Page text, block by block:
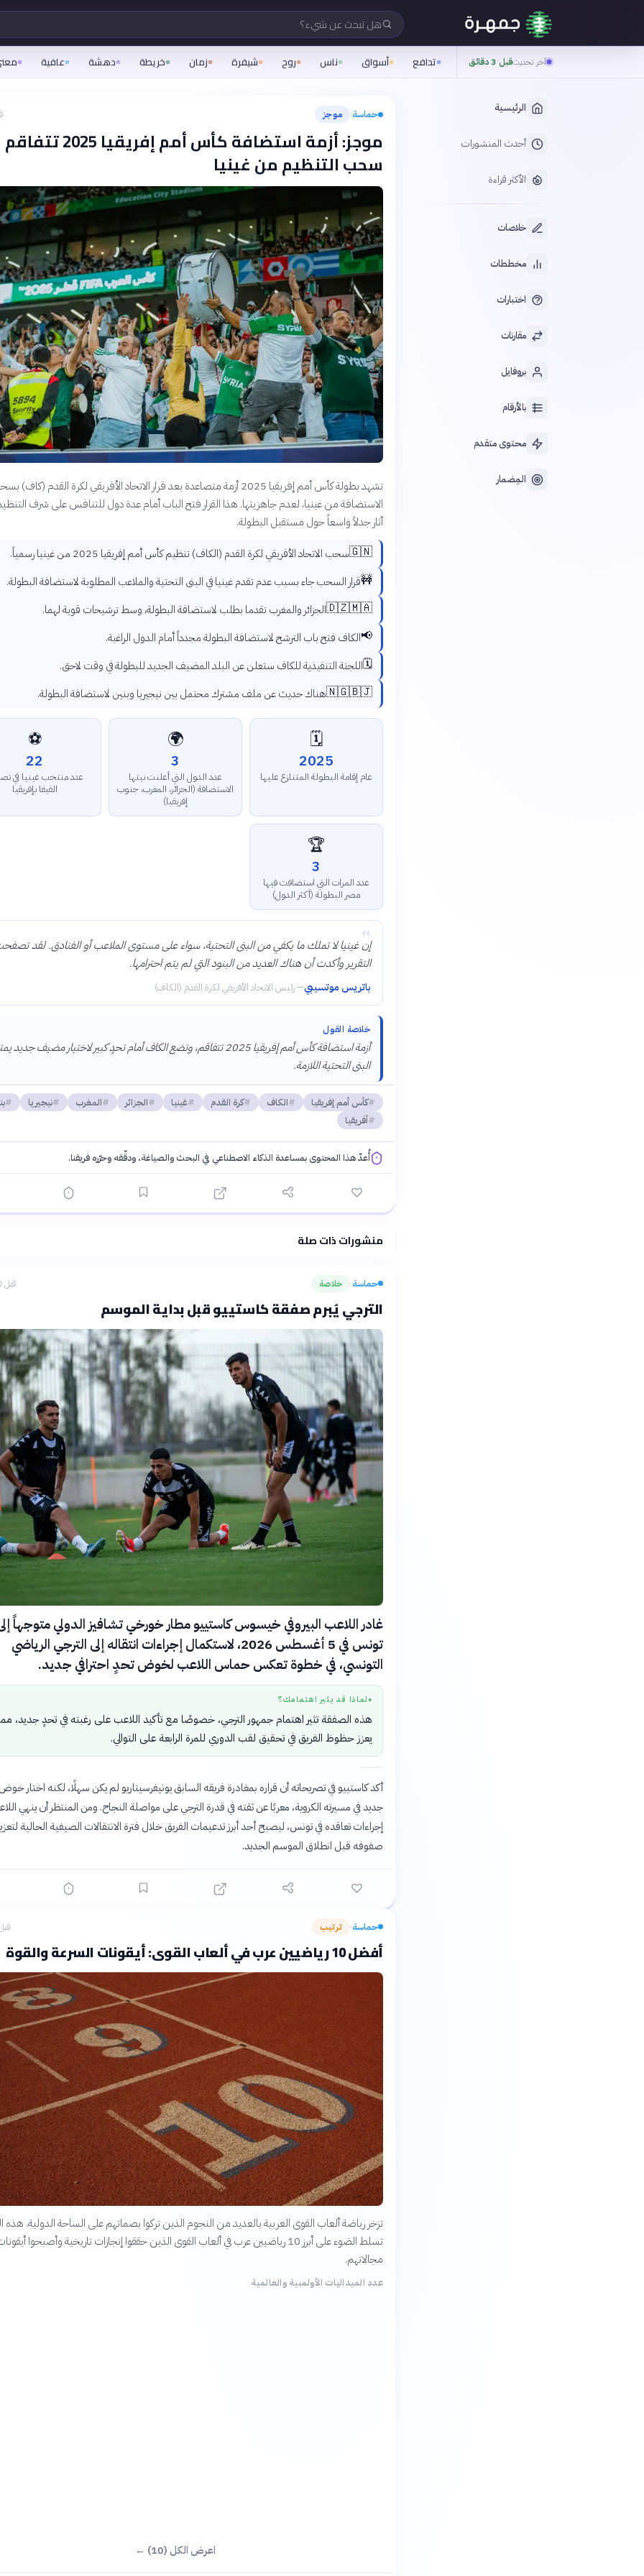
هل تبحث عن شيء؟
آخر تحديثقبل 3 دقائق تدافع أسواق ناس روح شيفرة زمان خريطة دهشة عافية
الرئيسية
أحدث المنشورات
الأكثر قراءة
خلاصات
مخططات
اختبارات
مقارنات
بروفايل
بالأرقام
محتوى متقدم
المِضمار
حماسة› موجز
موجز: أزمة استضافة كأس أمم
سحب التنظيم من غينيا
تشهد بطولة كأس أمم إفريقيا 2025 أزمة متصاعدة بعد قرار الاتحاد الأفريقي لكرة القدم
الاستضافة من غينيا، لعدم جاهزيتها. هذا القرار فتح الباب أمام عدة دول للتنافس على شرف
أثار جدلاً واسعاً حول مستقبل البطولة.
🇬🇳سحب الاتحاد الأفريقي لكرة القدم (الكاف) تنظيم كأس أمم إفريقيا 2025 من غينيا رسمياً.
🚧قرار السحب جاء بسبب عدم تقدم غينيا في البنى التحتية والملاعب المطلوبة لاستضافة البطولة.
🇩🇿🇲🇦الجزائر والمغرب تقدما بطلب لاستضافة البطولة، وسط ترشيحات قوية لهما.
📢الكاف فتح باب الترشح لاستضافة البطولة مجدداً أمام الدول الراغبة.
🗓️اللجنة التنفيذية للكاف ستعلن عن البلد المضيف الجديد للبطولة في وقت لاحق.
🇳🇬🇧🇯هناك حديث عن ملف مشترك محتمل بين نيجيريا وبنين لاستضافة البطولة.
🗓️
2025
عام إقامة البطولة المتنازع عليها
🌍
3
عدد الدول التي أعلنت نيتها
الاستضافة (الجزائر، المغرب، جنوب
إفريقيا)
⚽
22
عدد منتخب غينيا في
الفيفا بإفريقيا
🏆
3
عدد المرات التي استضافت فيها
مصر البطولة (أكثر الدول)
"
إن غينيا لا تملك ما يكفي من البنى التحتية، سواء على مستوى الملاعب أو الفنادق. لقد
التقرير وأكدت أن هناك العديد من البنود التي لم يتم احترامها.
باتريس موتسيبي—رئيس الاتحاد الأفريقي لكرة القدم (الكاف)
خلاصة القول
أزمة استضافة كأس أمم إفريقيا 2025 تتفاقم، وتضع الكاف أمام تحدٍ كبير لاختيار مضيف
البنى التحتية اللازمة.
كأس أمم إفريقيا الكاف كرة القدم غينيا الجزائر المغرب نيجيريا
أفريقيا
أُعدّ هذا المحتوى بمساعدة الذكاء الاصطناعي في البحث والصياغة، ودقّقه وحرّره فريقنا.
منشورات ذات صلة
حماسة› خلاصة قبل 10 ساعات
الترجي يُبرم صفقة كاستييو قبل بداية الموسم
غادر اللاعب البيروفي خيسوس كاستييو مطار خورخي تشافيز الدولي متوجهاً
تونس في 5 أغسطس 2026، لاستكمال إجراءات انتقاله إلى الترجي الرياضي
التونسي، في خطوة تعكس حماس اللاعب لخوض تحدٍ احترافي جديد.
● لماذا قد يثير اهتمامك؟
هذه الصفقة تثير اهتمام جمهور الترجي، خصوصًا مع تأكيد اللاعب على رغبته في تحدٍ جديد،
يعزز حظوظ الفريق في تحقيق لقب الدوري للمرة الرابعة على التوالي.
أكد كاستييو في تصريحاته أن قراره بمغادرة فريقه السابق يونيفرسيتاريو لم يكن سهلًا، لكنه اختار
جديد في مسيرته الكروية، معربًا عن ثقته في قدرة الترجي على مواصلة النجاح. ومن المنتظر أن ينهي
إجراءات تعاقده في تونس، ليصبح أحد أبرز تدعيمات الفريق خلال فترة الانتقالات الصيفية الحالية
صفوفه قبل انطلاق الموسم الجديد.
حماسة› ترتيب قبل 11
أفضل 10 رياضيين عرب في ألعاب القوى: أيقونات السرعة والقوة
تزخر رياضة ألعاب القوى العربية بالعديد من النجوم الذين تركوا بصماتهم على الساحة الدولية. هذه
تسلط الضوء على أبرز 10 رياضيين عرب في ألعاب القوى الذين حققوا إنجازات تاريخية وأصبحوا
مجالاتهم.
عدد الميداليات الأولمبية والعالمية
اعرض الكل (10) ←